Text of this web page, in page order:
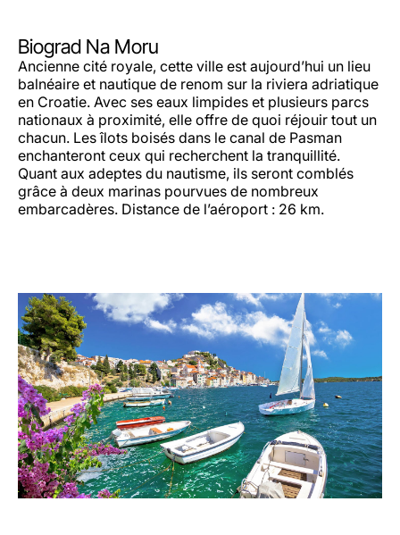
Biograd Na Moru
Ancienne cité royale, cette ville est aujourd’hui un lieu
balnéaire et nautique de renom sur la riviera adriatique
en Croatie. Avec ses eaux limpides et plusieurs parcs
nationaux à proximité, elle offre de quoi réjouir tout un
chacun. Les îlots boisés dans le canal de Pasman
enchanteront ceux qui recherchent la tranquillité.
Quant aux adeptes du nautisme, ils seront comblés
grâce à deux marinas pourvues de nombreux
embarcadères. Distance de l’aéroport : 26 km.